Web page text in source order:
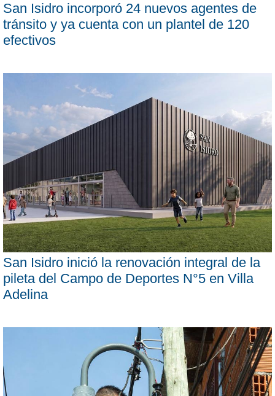
San Isidro incorporó 24 nuevos agentes de
tránsito y ya cuenta con un plantel de 120
efectivos
San Isidro inició la renovación integral de la
pileta del Campo de Deportes N°5 en Villa
Adelina